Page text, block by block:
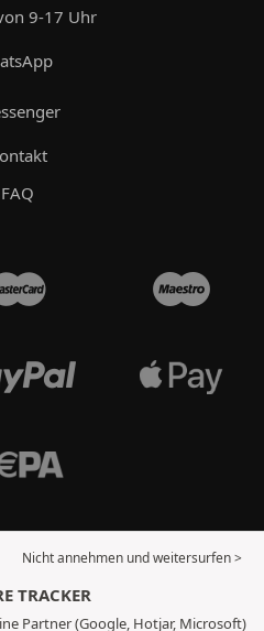
9-17 Uhr
FAQ
Nicht annehmen und weitersurfen >
TRACKER
Partner (Google, Hotjar, Microsoft)